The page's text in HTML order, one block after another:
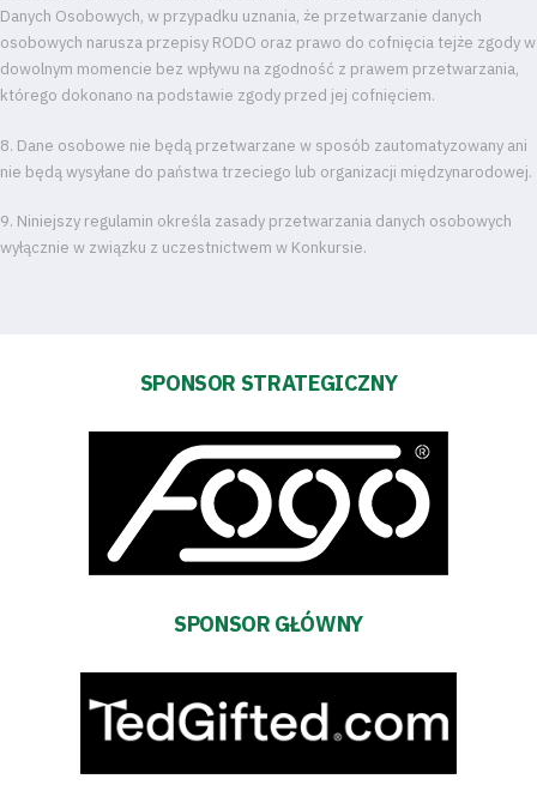
Aktualności
Warta
TV
Fundacja
Sponsorzy
Polityka
Warciarzy
Danych Osobowych, w przypadku uznania, że przetwarzanie danych
osobowych narusza przepisy RODO oraz prawo do cofnięcia tejże zgody w
dowolnym momencie bez wpływu na zgodność z prawem przetwarzania,
którego dokonano na podstawie zgody przed jej cofnięciem.
8. Dane osobowe nie będą przetwarzane w sposób zautomatyzowany ani
nie będą wysyłane do państwa trzeciego lub organizacji międzynarodowej.
9. Niniejszy regulamin określa zasady przetwarzania danych osobowych
wyłącznie w związku z uczestnictwem w Konkursie.
SPONSOR STRATEGICZNY
SPONSOR GŁÓWNY